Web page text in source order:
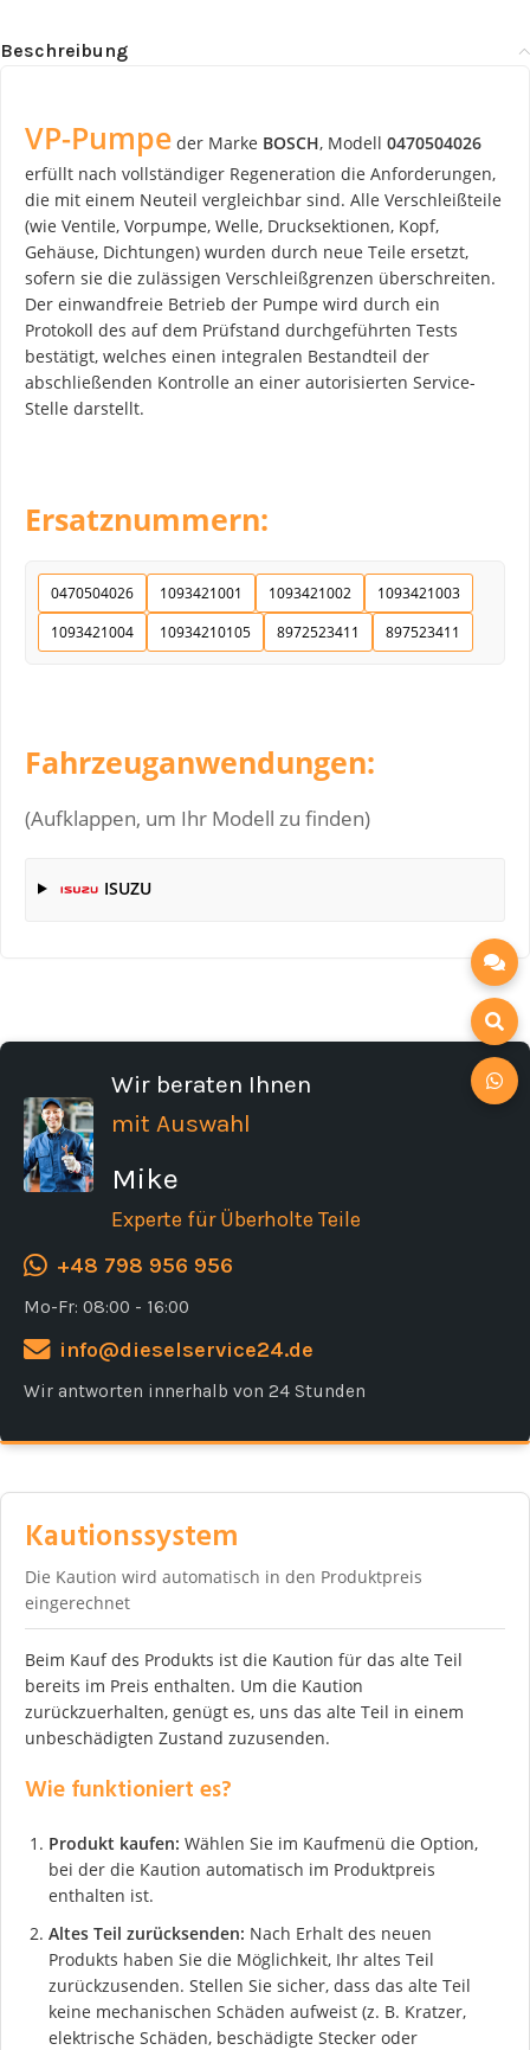
Beschreibung
VP-Pumpe der Marke BOSCH, Modell 0470504026
erfüllt nach vollständiger Regeneration die Anforderungen,
die mit einem Neuteil vergleichbar sind. Alle Verschleißteile
(wie Ventile, Vorpumpe, Welle, Drucksektionen, Kopf,
Gehäuse, Dichtungen) wurden durch neue Teile ersetzt,
sofern sie die zulässigen Verschleißgrenzen überschreiten.
Der einwandfreie Betrieb der Pumpe wird durch ein
Protokoll des auf dem Prüfstand durchgeführten Tests
bestätigt, welches einen integralen Bestandteil der
abschließenden Kontrolle an einer autorisierten Service-
Stelle darstellt.
Ersatznummern:
0470504026 1093421001 1093421002
1093421003
1093421004
10934210105 8972523411 897523411
Fahrzeuganwendungen:
(Aufklappen, um Ihr Modell zu finden)
ISUZU
Wir beraten Ihnen
mit Auswahl
Mike
Experte für Überholte Teile
+48 798 956 956
Mo-Fr: 08:00 - 16:00
info@dieselservice24.de
Wir antworten innerhalb von 24 Stunden
Kautionssystem
Die Kaution wird automatisch in den Produktpreis
eingerechnet
Beim Kauf des Produkts ist die Kaution für das alte Teil
bereits im Preis enthalten. Um die Kaution
zurückzuerhalten, genügt es, uns das alte Teil in einem
unbeschädigten Zustand zuzusenden.
Wie funktioniert es?
Produkt kaufen: Wählen Sie im Kaufmenü die Option,
bei der die Kaution automatisch im Produktpreis
enthalten ist.
Altes Teil zurücksenden: Nach Erhalt des neuen
Produkts haben Sie die Möglichkeit, Ihr altes Teil
zurückzusenden. Stellen Sie sicher, dass das alte Teil
keine mechanischen Schäden aufweist (z. B. Kratzer,
elektrische Schäden, beschädigte Stecker oder